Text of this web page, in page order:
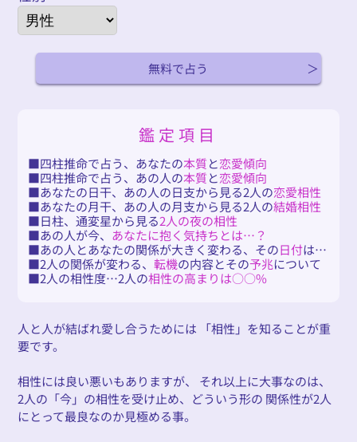
無料で占う
鑑定項目
四柱推命で占う、あなたの本質と恋愛傾向
四柱推命で占う、あの人の本質と恋愛傾向
あなたの日干、あの人の日支から見る2人の恋愛相性
あなたの月干、あの人の月支から見る2人の結婚相性
日柱、通変星から見る2人の夜の相性
あの人が今、 あなたに抱く気持ちとは…？
あの人とあなたの関係が大きく変わる、その日付は…
2人の関係が変わる、 転機の内容とその予兆について
2人の相性度…2人の相性の高まりは○○%
人と人が結ばれ愛し合うためには 「相性」を知ることが重
要です。
相性には良い悪いもありますが、 それ以上に大事なのは、
2人の「今」の相性を受け止め、どういう形の 関係性が2人
にとって最良なのか見極める事。